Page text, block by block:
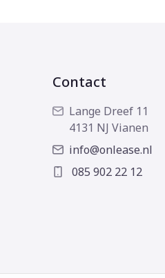
Contact
Lange Dreef 11
4131 NJ Vianen
info@onlease.nl
085 902 22 12